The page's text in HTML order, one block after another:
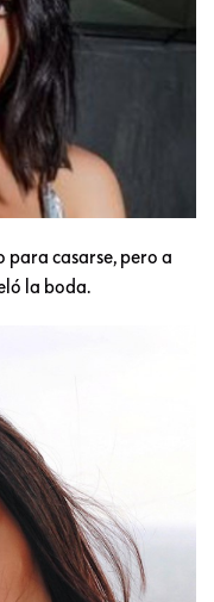
para casarse, pero a
la boda.